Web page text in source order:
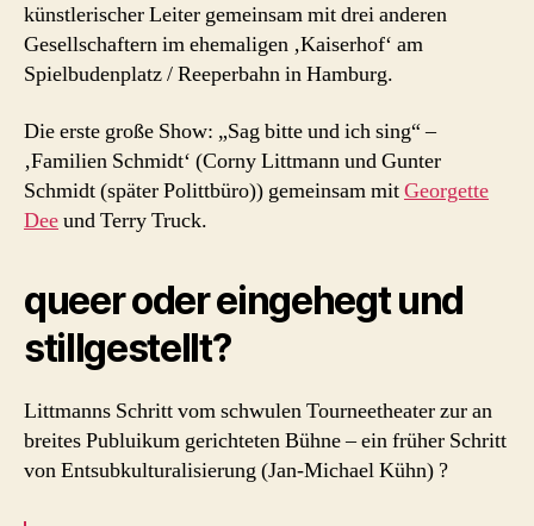
künstlerischer Leiter gemeinsam mit drei anderen
Gesellschaftern im ehemaligen ‚Kaiserhof‘ am
Spielbudenplatz / Reeperbahn in Hamburg.
Die erste große Show: „Sag bitte und ich sing“ –
‚Familien Schmidt‘ (Corny Littmann und Gunter
Schmidt (später Polittbüro)) gemeinsam mitGeorgette
Deeund Terry Truck.
queer oder eingehegt und
stillgestellt?
Littmanns Schritt vom schwulen Tourneetheater zur an
breites Publuikum gerichteten Bühne – ein früher Schritt
von Entsubkulturalisierung (Jan-Michael Kühn) ?